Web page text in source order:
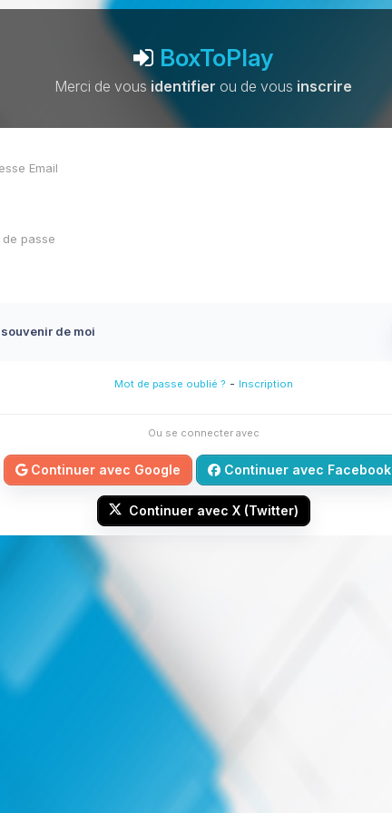
BoxToPlay
Merci de vousidentifier ou de vous inscrire
de moi
Mot de passe oublié ? - Inscription
Ou se connecter avec
Continuer avec Google Continuer avec Facebook
Continuer avec X (Twitter)